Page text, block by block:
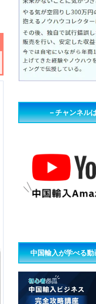
– チャンネル
中国輸入が学べる